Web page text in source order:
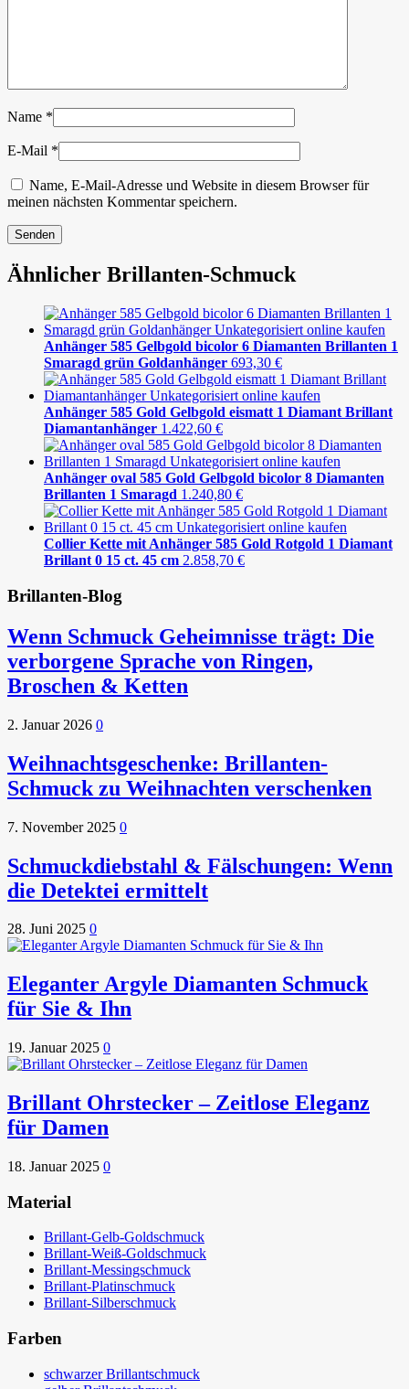
Name *
E-Mail *
Name, E-Mail-Adresse und Website in diesem Browser für
meinen nächsten Kommentar speichern.
Ähnlicher Brillanten-Schmuck
Anhänger 585 Gelbgold bicolor 6 Diamanten Brillanten 1
Smaragd grün Goldanhänger 693,30 €
Anhänger 585 Gold Gelbgold eismatt 1 Diamant Brillant
Diamantanhänger 1.422,60 €
Anhänger oval 585 Gold Gelbgold bicolor 8 Diamanten
Brillanten 1 Smaragd 1.240,80 €
Collier Kette mit Anhänger 585 Gold Rotgold 1 Diamant
Brillant 0 15 ct. 45 cm 2.858,70 €
Brillanten-Blog
Wenn Schmuck Geheimnisse trägt: Die
verborgene Sprache von Ringen,
Broschen & Ketten
2. Januar 2026 0
Weihnachtsgeschenke: Brillanten-
Schmuck zu Weihnachten verschenken
7. November 2025 0
Schmuckdiebstahl & Fälschungen: Wenn
die Detektei ermittelt
28. Juni 2025 0
Eleganter Argyle Diamanten Schmuck
für Sie & Ihn
19. Januar 2025 0
Brillant Ohrstecker – Zeitlose Eleganz
für Damen
18. Januar 2025 0
Material
Brillant-Gelb-Goldschmuck
Brillant-Weiß-Goldschmuck
Brillant-Messingschmuck
Brillant-Platinschmuck
Brillant-Silberschmuck
Farben
schwarzer Brillantschmuck